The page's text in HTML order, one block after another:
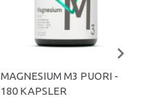
MAGNESIUM M3 PUORI -
180 KAPSLER